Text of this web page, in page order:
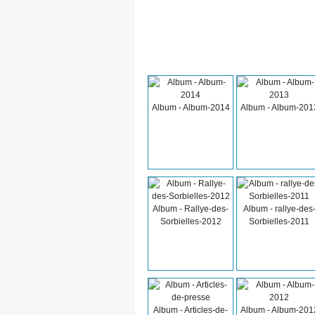
Album - Album-2014 Album - Album-
Album - Rallye-des-
Sorbielles-2012
Album - rallye-des-
Sorbielles-2011
Album - Articles-de-
Album - Album-